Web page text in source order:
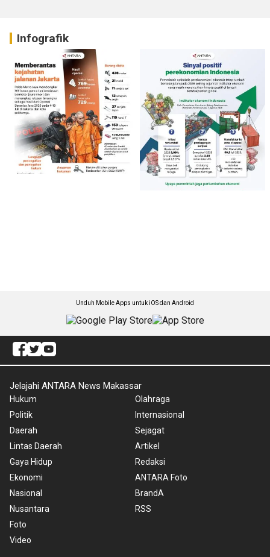
Infografik
Unduh Mobile Apps untuk iOS dan Android
Jelajahi ANTARA News Makassar
Hukum
Politik
Daerah
Lintas Daerah
Gaya Hidup
Ekonomi
Nasional
Nusantara
Foto
Video
Olahraga
Internasional
Sejagat
Artikel
Redaksi
ANTARA Foto
BrandA
RSS